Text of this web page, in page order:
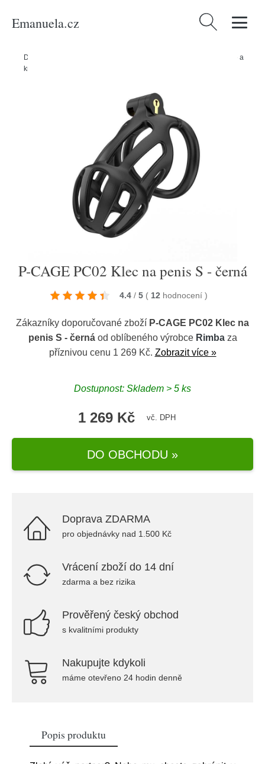
Emanuela.cz Vyhledávání
Domů
Návleky, nástavce a
kroužky na penis
P-CAGE PC02 Klec na penis S - černá
4.4 / 5 ( 12 hodnocení )
Zákazníky doporučované zboží P-CAGE PC02 Klec na
penis S - černáod oblíbeného výrobce Rimbaza
příznivou cenu 1 269 Kč. Zobrazit více »
Dostupnost: Skladem > 5 ks
1 269 Kč vč. DPH
DO OBCHODU »
Doprava ZDARMA
pro objednávky nad 1.500 Kč
Vrácení zboží do 14 dní
zdarma a bez rizika
Prověřený český obchod
s kvalitními produkty
Nakupujte kdykoli
máme otevřeno 24 hodin denně
Popis produktu